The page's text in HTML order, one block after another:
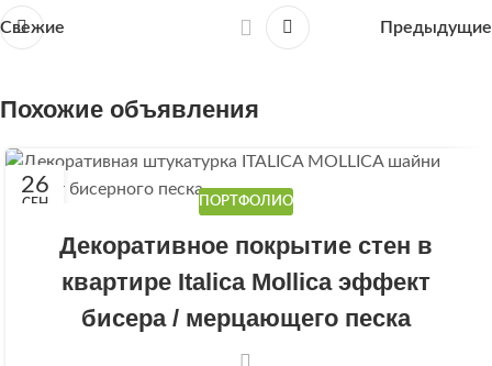
Свежие Предыдущие
Похожие объявления
26
СЕН ПОРТФОЛИО
Декоративное покрытие стен в
квартире Italica Mollica эффект
бисера / мерцающего песка